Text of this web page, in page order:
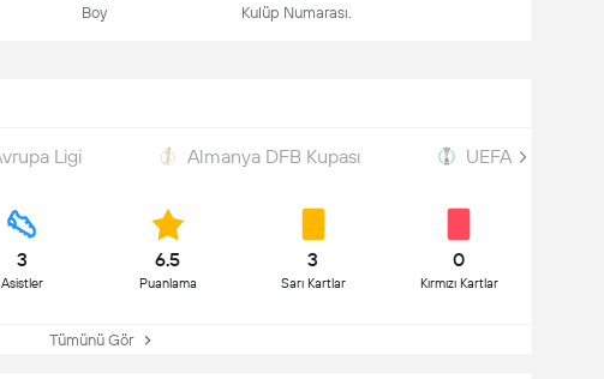
Boy Kulüp Numarası.
Ligi Almanya DFB Kupası UEFA
3
Asistler
6.5
Puanlama
3
Sarı Kartlar
0
Kırmızı Kartlar
Tümünü Gör